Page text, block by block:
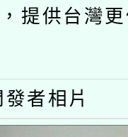
大學辦理
學校輔導
實施計畫
提供台灣
發者相片